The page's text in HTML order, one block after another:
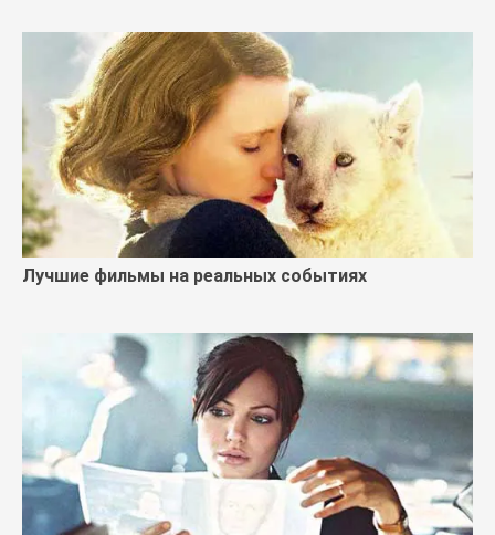
Лучшие фильмы на реальных событиях